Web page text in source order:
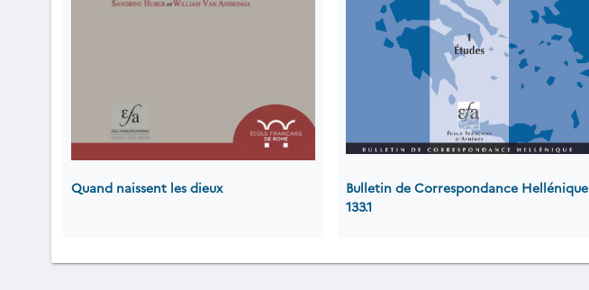
Quand naissent les dieux
Bulletin de Correspondance Hellénique
133.1